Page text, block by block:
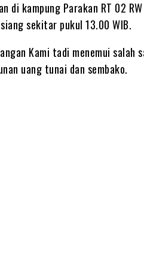
di kampung Parakan RT 02
sekitar pukul 13.00 WIB.
Kami tadi menemui salah
uang tunai dan sembako.